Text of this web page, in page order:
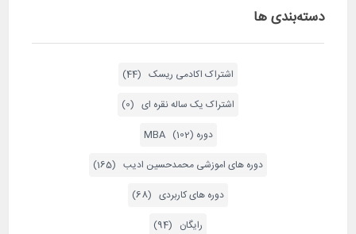
دسته‌بندی ها
اشتراک اکادمی ریسک (44)
اشتراک یک ساله نقره ای (0)
دوره MBA (102)
دوره های اموزشی محمدحسین ادیب (165)
دوره های کاربردی (68)
رایگان (94)